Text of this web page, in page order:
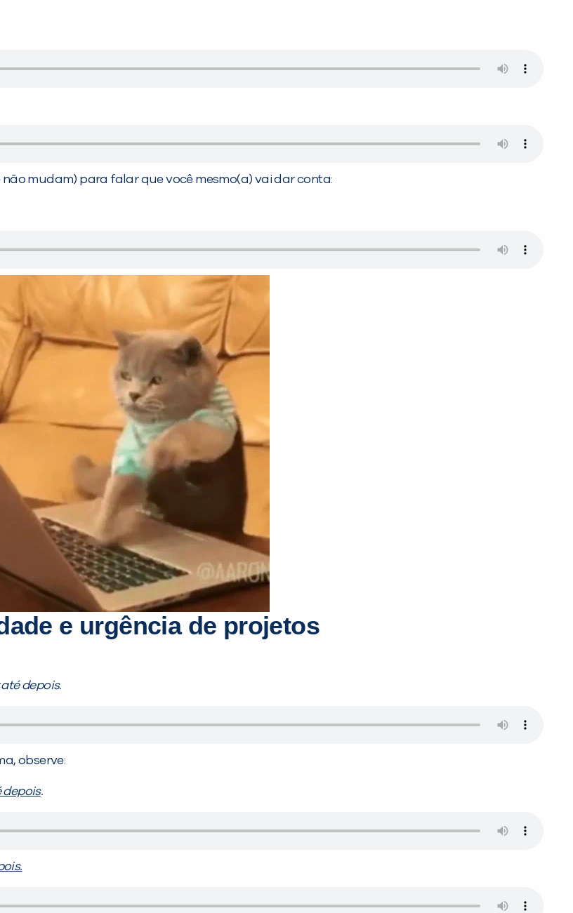
mudam) para falar que você mesmo(a) vai dar conta:
e urgência de projetos
depois.
observe:
depois.